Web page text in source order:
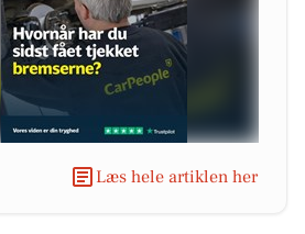
Læs hele artiklen her